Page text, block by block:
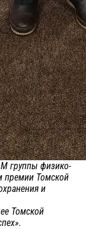
группы физико-
премии Томской
и
Томской